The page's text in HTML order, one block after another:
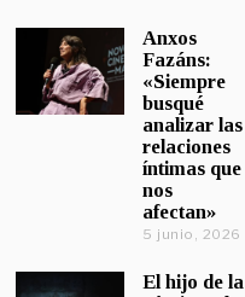
Anxos
Fazáns:
«Siempre
busqué
analizar las
relaciones
íntimas que
nos
afectan»
5 junio, 2026
El hijo de la